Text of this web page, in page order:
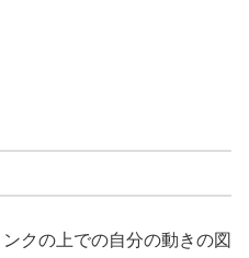
クの上での自分の動きの図